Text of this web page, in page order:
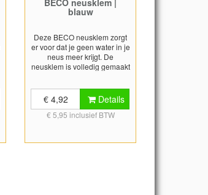
BECO neusklem |
blauw
Deze BECO neusklem zorgt
er voor dat je geen water in je
neus meer krijgt. De
neusklem is volledig gemaakt
zodat deze zo goed mogelijk
de neusgaten kan afsluiten.
De zachte geïntegreerde
zorgen ervoor dat de
€ 4,92 Details
€ 5,95 inclusief BTW